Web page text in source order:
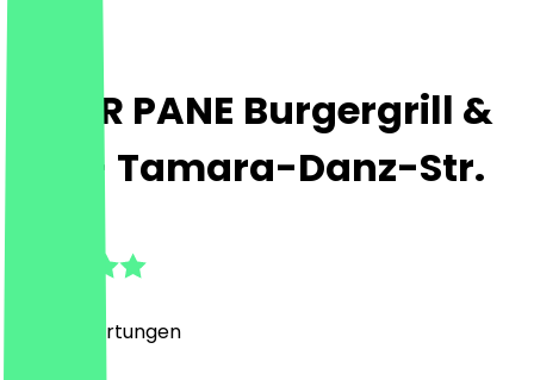
PETER PANE Burgergrill &
Bar - Tamara-Danz-Str.
Bewertungen